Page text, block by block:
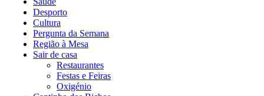
Desporto
Cultura
Pergunta da Semana
Região à Mesa
Sair de casa
Restaurantes
Festas e Feiras
Oxigénio